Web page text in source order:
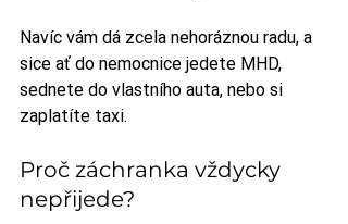
Navíc vám dá zcela nehoráznou radu, a
sice ať do nemocnice jedete MHD,
sednete do vlastního auta, nebo si
zaplatíte taxi.
Proč záchranka vždycky
nepřijede?